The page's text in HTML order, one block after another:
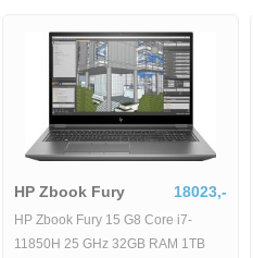
2889,-
HP Zbook Fury
HP Zbook Fury 15 G8
11850H 25 GHz 32GB